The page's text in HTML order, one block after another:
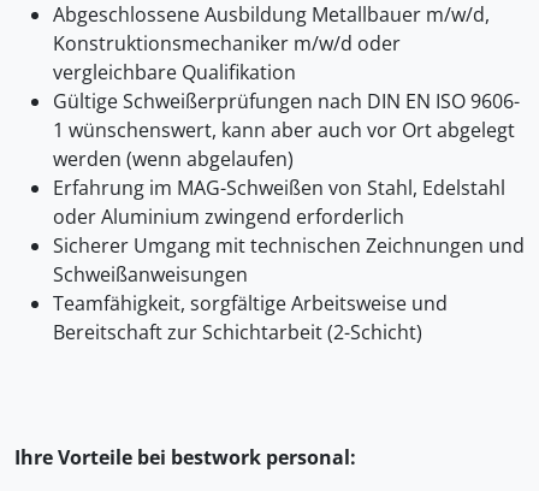
Abgeschlossene Ausbildung Metallbauer m/w/d,
Konstruktionsmechaniker m/w/d oder
vergleichbare Qualifikation
Gültige Schweißerprüfungen nach DIN EN ISO 9606-
1 wünschenswert, kann aber auch vor Ort abgelegt
werden (wenn abgelaufen)
Erfahrung im MAG-Schweißen von Stahl, Edelstahl
oder Aluminium zwingend erforderlich
Sicherer Umgang mit technischen Zeichnungen und
Schweißanweisungen
Teamfähigkeit, sorgfältige Arbeitsweise und
Bereitschaft zur Schichtarbeit (2-Schicht)
Ihre Vorteile bei bestwork personal: